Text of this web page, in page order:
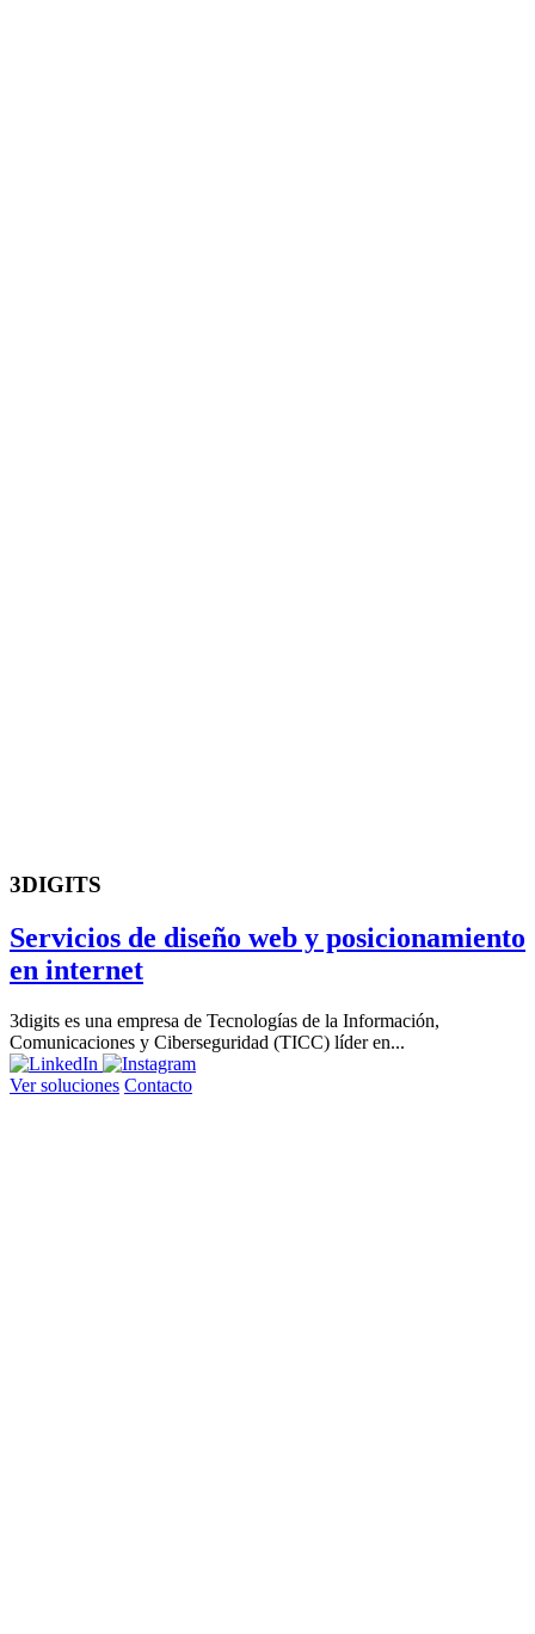
3DIGITS
Servicios de diseño web y posicionamiento
en internet
3digits es una empresa de Tecnologías de la Información,
Comunicaciones y Ciberseguridad (TICC) líder en...
Ver soluciones Contacto